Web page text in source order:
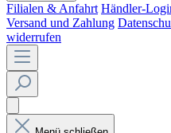
Filialen & Anfahrt Händler-
Versand und Zahlung
widerrufen